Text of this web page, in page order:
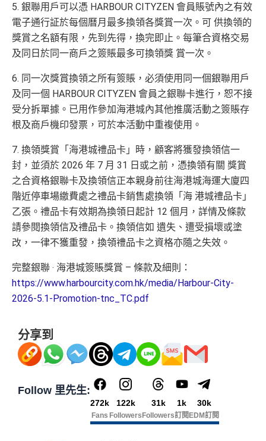
5. 銀聯用戶可以憑 HARBOUR CITYZEN 會員賬號內之有效
電子通行証於每個曆月最多換領各獎賞一次。可 供換領的
獎賞之名額有限，先到先得，換完即止。每筆合資格交易
及同日於同一商戶之簽賬最多可換領獎 賞一次。
6. 同一次獎賞換領之所有簽賬，必須使用同一個銀聯用戶
及同一個 HARBOUR CITYZEN 會員之銀聯卡進行，恕不接
受分拆單據。已用作參加海港城內其他推廣活動之簽賬存
根及商戶機印發票，可於本活動中重複使用。
7. 換領獎賞「海港城禮品卡」時，顧客將獲發換領信一
封，並須於 2026 年 7 月 31 日或之前，憑換領有關 獎賞
之合資格銀聯卡及換領信正本親身前往海港城海運大廈四
階近停車場繳費處之禮品卡銷售處換領「海 港城禮品卡」
乙張。禮品卡有效期為換領日起計 12 個月，詳情及條款
請參閱換領信及禮品卡。換領信如 遺失、遭受損壞或塗
改，一律不獲重發，換領禮品卡之資格亦隨之失效。
完整銀聯 ‧ 海港城簽賬獎賞 – 條款及細則：
https://www.harbourcity.com.hk/media/Harbour-City-
2026-5.1-Promotion-tnc_TC.pdf
分享到
Follow 里先生:
272k
Fans
122k
Followers
31k
Followers
1k
訂閱
30k
EDM訂閱